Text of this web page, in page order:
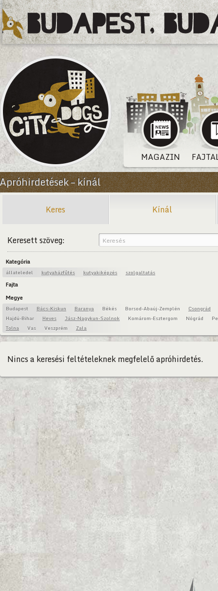
MAGAZIN
Apróhirdetések – kínál
Keres Kínál
Keresett szöveg:
Kategória
állateledel kutyaházfűtés kutyakiképzés szolgaltatás
Fajta
Megye
Budapest Bács-Kiskun Baranya Békés Borsod-Abaúj-Zemplén
Csongrád
Hajdú-Bihar
Heves Jász-Nagykun-Szolnok Komárom-Esztergom Nógrád
Tolna
Vas Veszprém Zala
Nincs a keresési feltételeknek megfelelő apróhirdetés.